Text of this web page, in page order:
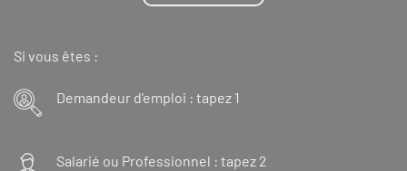
Si vous êtes :
Demandeur d’emploi : tapez 1
Salarié ou Professionnel : tapez 2